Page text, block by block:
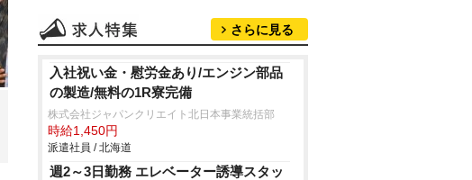
さらに見る
入社祝い金・慰労金あり/エンジン部品
の製造/無料の1R寮完備
株式会社ジャパンクリエイト北日本事業統括部
時給1,450円
派遣社員 / 北海道
週2～3日勤務 エレベーター誘導スタッ